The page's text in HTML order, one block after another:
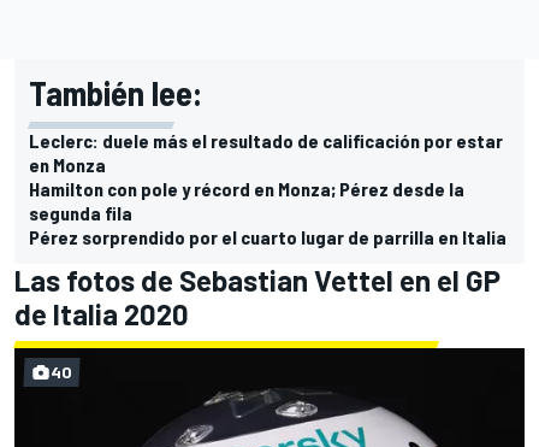
También lee:
Leclerc: duele más el resultado de calificación por estar
en Monza
Hamilton con pole y récord en Monza; Pérez desde la
segunda fila
Pérez sorprendido por el cuarto lugar de parrilla en Italia
Las fotos de Sebastian Vettel en el GP
de Italia 2020
40